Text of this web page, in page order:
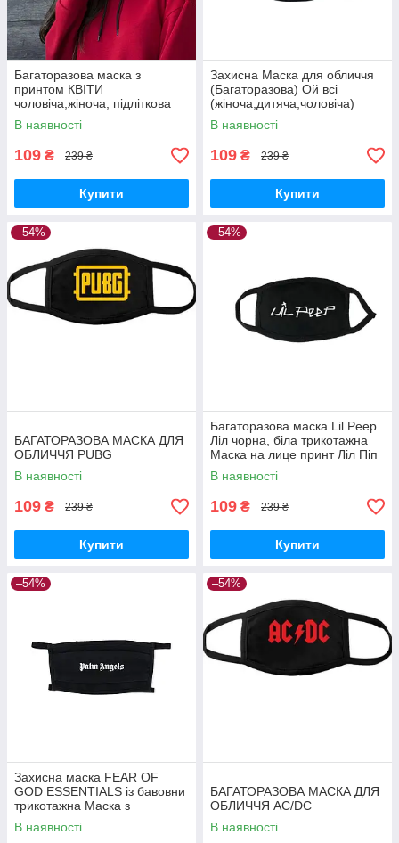
Багаторазова маска з
принтом КВІТИ
чоловіча,жіноча, підліткова
В наявності
109 ₴ 239 ₴
Купити
Захисна Маска для обличчя
(Багаторазова) Ой всі
(жіноча,дитяча,чоловіча)
В наявності
109 ₴ 239 ₴
Купити
–54%
БАГАТОРАЗОВА МАСКА ДЛЯ
ОБЛИЧЧЯ PUBG
В наявності
109 ₴ 239 ₴
Купити
–54%
Багаторазова маска Lil Peep
Ліл чорна, біла трикотажна
Маска на лице принт Ліл Піп
доросла, підліткова
В наявності
109 ₴ 239 ₴
Купити
–54%
Захисна маска FEAR OF
GOD ESSENTIALS із бавовни
трикотажна Маска з
логотипом Фір оф Гад
Ессеншлз
В наявності
–54%
БАГАТОРАЗОВА МАСКА ДЛЯ
ОБЛИЧЧЯ AC/DC
В наявності